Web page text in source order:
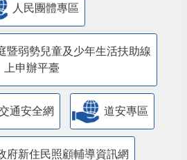
人民團體專區
暨弱勢兒童及少年生活扶助線
上申辦平臺
通安全網 道安專區
府新住民照顧輔導資訊網